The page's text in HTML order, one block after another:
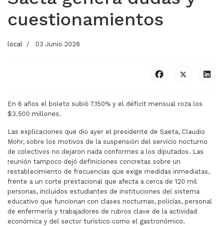
cuestionamientos
local 03 Junio 2026
En 6 años el boleto subió 7.150% y el déficit mensual roza los
$3.500 millones.
Las explicaciones que dio ayer el presidente de Saeta, Claudio
Mohr, sobre los motivos de la suspensión del servicio nocturno
de colectivos no dejaron nada conformes a los diputados. Las
reunión tampoco dejó definiciones concretas sobre un
restablecimiento de frecuencias que exige medidas inmediatas,
frente a un corte prestacional que afecta a cerca de 120 mil
personas, incluidos estudiantes de instituciones del sistema
educativo que funcionan con clases nocturnas, policías, personal
de enfermería y trabajadores de rubros clave de la actividad
económica y del sector turístico como el gastronómico.